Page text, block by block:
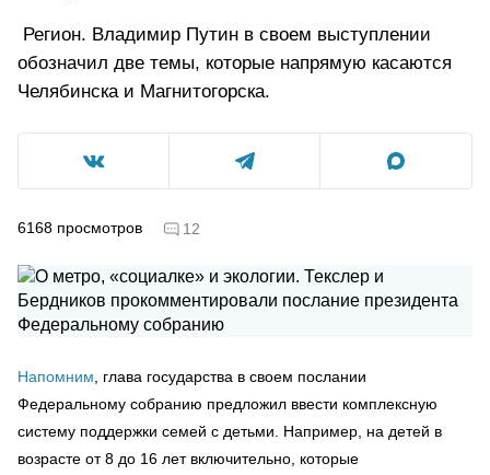
Регион. Владимир Путин в своем выступлении
обозначил две темы, которые напрямую касаются
Челябинска и Магнитогорска.
6168 просмотров 12
Напомним , глава государства в своем послании
Федеральному собранию предложил ввести комплексную
систему поддержки семей с детьми. Например, на детей в
возрасте от 8 до 16 лет включительно, которые